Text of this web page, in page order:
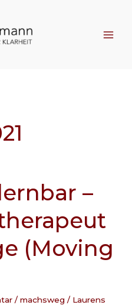
–
(Moving
/machsweg / Laurens